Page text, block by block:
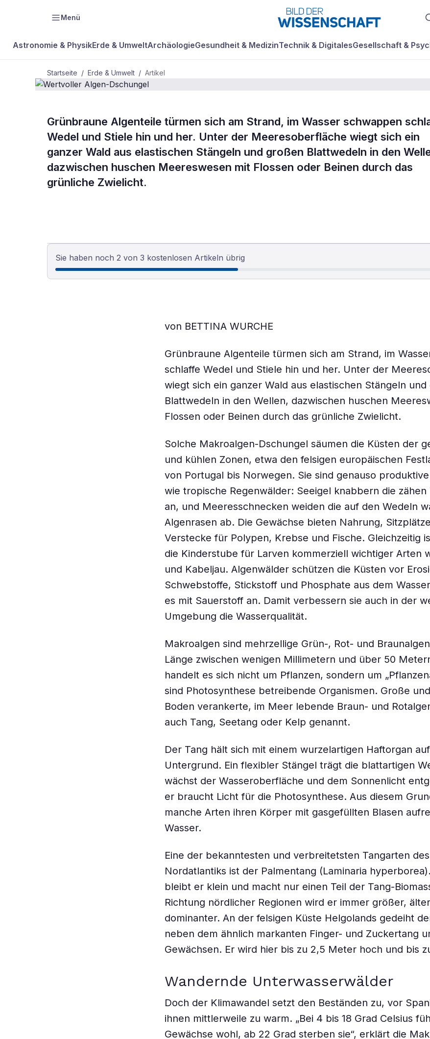
Menü
Astronomie & PhysikErde & UmweltArchäologieGesundheit & MedizinTechnik & DigitalesGesellschaft &
Startseite / Erde & Umwelt / Artikel
BDW PlusERDE & UMWELT
Wertvoller Algen-
Dschungel
Grünbraune Algenteile türmen sich am Strand, im Wasser schwappen
Wedel und Stiele hin und her. Unter der Meeresoberfläche wiegt sich ein
ganzer Wald aus elastischen Stängeln und großen Blattwedeln in den
dazwischen huschen Meereswesen mit Flossen oder Beinen durch das
grünliche Zwielicht.
Sie haben noch 2 von 3 kostenlosen Artikeln übrig
von BETTINA WURCHE
Grünbraune Algenteile türmen sich am Strand, im
schlaffe Wedel und Stiele hin und her. Unter der
wiegt sich ein ganzer Wald aus elastischen Stängeln
Blattwedeln in den Wellen, dazwischen huschen
Flossen oder Beinen durch das grünliche Zwielicht.
Solche Makroalgen-Dschungel säumen die Küsten der
und kühlen Zonen, etwa den felsigen europäischen
von Portugal bis Norwegen. Sie sind genauso
wie tropische Regenwälder: Seeigel knabbern die zähen
an, und Meeresschnecken weiden die auf den Wedeln
Algenrasen ab. Die Gewächse bieten Nahrung,
Verstecke für Polypen, Krebse und Fische. Gleichzeitig
die Kinderstube für Larven kommerziell wichtiger Arten
und Kabeljau. Algenwälder schützen die Küsten vor
Schwebstoffe, Stickstoff und Phosphate aus dem
es mit Sauerstoff an. Damit verbessern sie auch in der
Umgebung die Wasserqualität.
Makroalgen sind mehrzellige Grün-, Rot- und
Länge zwischen wenigen Millimetern und über 50
handelt es sich nicht um Pflanzen, sondern um
sind Photosynthese betreibende Organismen. Große
Boden verankerte, im Meer lebende Braun- und
auch Tang, Seetang oder Kelp genannt.
Der Tang hält sich mit einem wurzelartigen Haftorgan
Untergrund. Ein flexibler Stängel trägt die blattartigen
wächst der Wasseroberfläche und dem Sonnenlicht
er braucht Licht für die Photosynthese. Aus diesem
manche Arten ihren Körper mit gasgefüllten Blasen
Wasser.
Eine der bekanntesten und verbreitetsten Tangarten des
Nordatlantiks ist der Palmentang (Laminaria
bleibt er klein und macht nur einen Teil der Tang-
Richtung nördlicher Regionen wird er immer größer,
dominanter. An der felsigen Küste Helgolands gedeiht
neben dem ähnlich markanten Finger- und Zuckertang
Gewächsen. Er wird hier bis zu 2,5 Meter hoch und bis
Wandernde Unterwasserwälder
Doch der Klimawandel setzt den Beständen zu, vor
ihnen mittlerweile zu warm. „Bei 4 bis 18 Grad Celsius
Gewächse wohl, ab 22 Grad sterben sie“, erklärt die